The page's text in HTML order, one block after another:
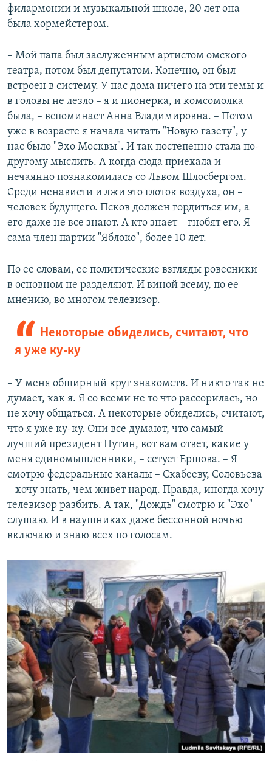
филармонии и музыкальной школе, 20 лет она
была хормейстером.
– Мой папа был заслуженным артистом омского
театра, потом был депутатом. Конечно, он был
встроен в систему. У нас дома ничего на эти темы и
в головы не лезло – я и пионерка, и комсомолка
была, – вспоминает Анна Владимировна. – Потом
уже в возрасте я начала читать "Новую газету", у
нас было "Эхо Москвы". И так постепенно стала по-
другому мыслить. А когда сюда приехала и
нечаянно познакомилась со Львом Шлосбергом.
Среди ненависти и лжи это глоток воздуха, он –
человек будущего. Псков должен гордиться им, а
его даже не все знают. А кто знает – гнобят его. Я
сама член партии "Яблоко", более 10 лет.
По ее словам, ее политические взгляды ровесники
в основном не разделяют. И виной всему, по ее
мнению, во многом телевизор.
Некоторые обиделись, считают, что
я уже ку-ку
– У меня обширный круг знакомств. И никто так не
думает, как я. Я со всеми не то что рассорилась, но
не хочу общаться. А некоторые обиделись, считают,
что я уже ку-ку. Они все думают, что самый
лучший президент Путин, вот вам ответ, какие у
меня единомышленники, – сетует Ершова. – Я
смотрю федеральные каналы – Скабееву, Соловьева
– хочу знать, чем живет народ. Правда, иногда хочу
телевизор разбить. А так, "Дождь" смотрю и "Эхо"
слушаю. И в наушниках даже бессонной ночью
включаю и знаю всех по голосам.